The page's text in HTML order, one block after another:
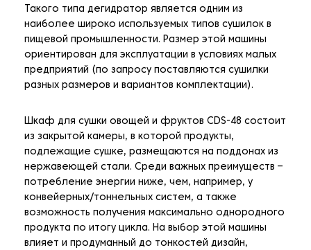
Такого типа дегидратор является одним из
наиболее широко используемых типов сушилок в
пищевой промышленности. Размер этой машины
ориентирован для эксплуатации в условиях малых
предприятий (по запросу поставляются сушилки
разных размеров и вариантов комплектации).
Шкаф для сушки овощей и фруктов CDS-48 состоит
из закрытой камеры, в которой продукты,
подлежащие сушке, размещаются на поддонах из
нержавеющей стали. Среди важных преимуществ –
потребление энергии ниже, чем, например, у
конвейерных/тоннельных систем, а также
возможность получения максимально однородного
продукта по итогу цикла. На выбор этой машины
влияет и продуманный до тонкостей дизайн,